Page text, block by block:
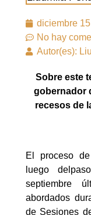
diciembre
No hay
Autor(es):
Sobre este
gobernador
recesos de
El proceso
luego
septiembre
abordados
de Sesiones